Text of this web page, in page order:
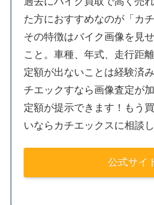
た方におすすめなのが「カ
その特徴はバイク画像を見
こと。車種、年式、走行距
定額が出ないことは経験済
チエックすなら画像査定が
定額が提示できます！もう
いならカチエックスに相談し
公式サイ